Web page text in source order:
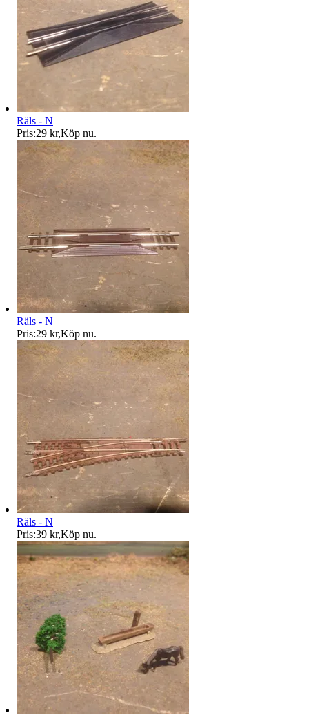
Räls - N
Pris:29 kr,Köp nu.
Räls - N
Pris:29 kr,Köp nu.
Räls - N
Pris:39 kr,Köp nu.